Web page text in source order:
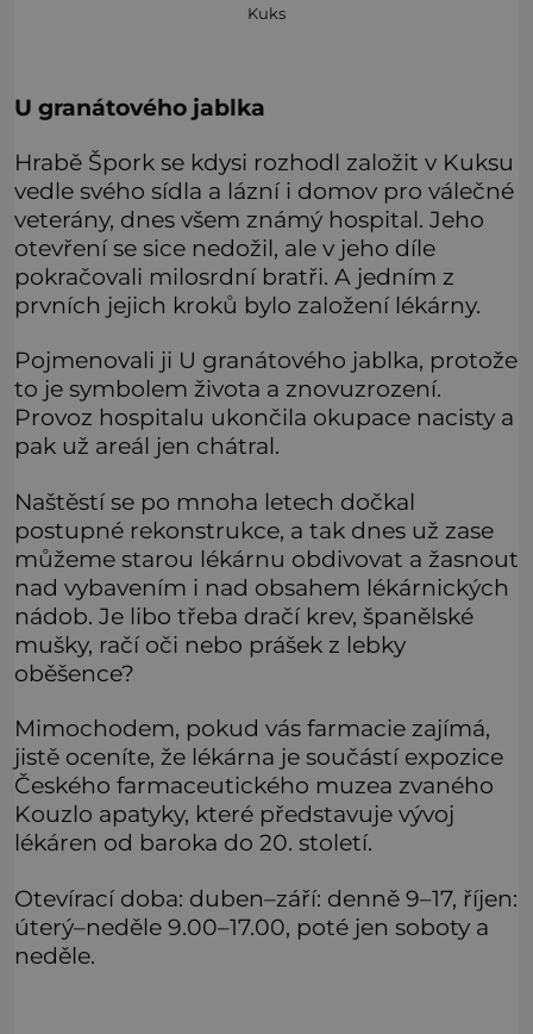
Kuks
U granátového jablka
Hrabě Špork se kdysi rozhodl založit v Kuksu
vedle svého sídla a lázní i domov pro válečné
veterány, dnes všem známý hospital. Jeho
otevření se sice nedožil, ale v jeho díle
pokračovali milosrdní bratři. A jedním z
prvních jejich kroků bylo založení lékárny.
Pojmenovali ji U granátového jablka, protože
to je symbolem života a znovuzrození.
Provoz hospitalu ukončila okupace nacisty a
pak už areál jen chátral.
Naštěstí se po mnoha letech dočkal
postupné rekonstrukce, a tak dnes už zase
můžeme starou lékárnu obdivovat a žasnout
nad vybavením i nad obsahem lékárnických
nádob. Je libo třeba dračí krev, španělské
mušky, račí oči nebo prášek z lebky
oběšence?
Mimochodem, pokud vás farmacie zajímá,
jistě oceníte, že lékárna je součástí expozice
Českého farmaceutického muzea zvaného
Kouzlo apatyky, které představuje vývoj
lékáren od baroka do 20. století.
Otevírací doba: duben–září: denně 9–17, říjen:
úterý–neděle 9.00–17.00, poté jen soboty a
neděle.